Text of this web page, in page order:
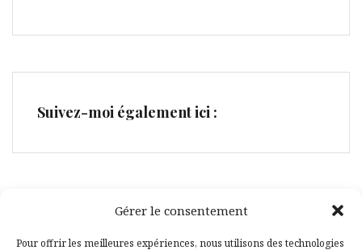
Gérer le consentement
Pour offrir les meilleures expériences, nous utilisons des technologies
Suivez-moi également ici :
Facebook
Pinterest